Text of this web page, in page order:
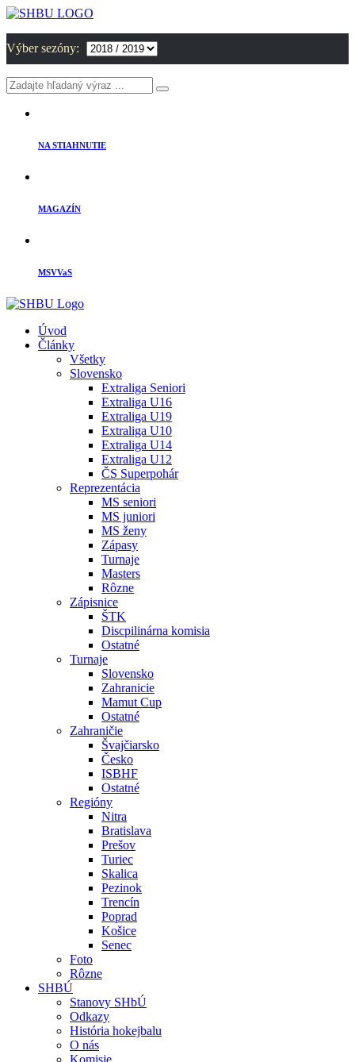
Výber sezóny:
NA STIAHNUTIE
MAGAZÍN
MSVVaS
Úvod
Články
Všetky
Slovensko
Extraliga Seniori
Extraliga U16
Extraliga U19
Extraliga U10
Extraliga U14
Extraliga U12
ČS Superpohár
Reprezentácia
MS seniori
MS juniori
MS ženy
Zápasy
Turnaje
Masters
Rôzne
Zápisnice
ŠTK
Discpilinárna komisia
Ostatné
Turnaje
Slovensko
Zahranicie
Mamut Cup
Ostatné
Zahraničie
Švajčiarsko
Česko
ISBHF
Ostatné
Regióny
Nitra
Bratislava
Prešov
Turiec
Skalica
Pezinok
Trencín
Poprad
Košice
Senec
Foto
Rôzne
SHBÚ
Stanovy SHbÚ
Odkazy
História hokejbalu
O nás
Komisie